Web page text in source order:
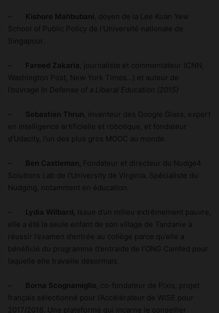
– Kishore Mahbubani
, doyen de la Lee Kuan Yew
School of Public Policy de l’Université nationale de
Singapour.
– Fareed Zakaria
, journaliste et commentateur (CNN,
Washington Post, New York Times…) et auteur de
l’ouvrage In Defense of a Liberal Education (2015)
– Sebastien Thrun , inventeur des Google Glass, expert
en intelligence artificielle et robotique, et fondateur
d’Udacity, l’un des plus gros MOOC au monde.
– Ben Castleman, Fondateur et directeur du Nudge4
Solutions Lab de l’University de Virginia. Spécialiste du
Nudging, notamment en éducation.
– Lydia Wilbard, Issue d’un milieu extrêmement pauvre,
elle a été la seule enfant de son village de Tanzanie à
réussir l’examen d’entrée au collège parce qu’elle a
bénéficié du programme d’entraide de l’ONG Camfed pour
laquelle elle travaille désormais.
– Borna Scognamiglio , co-fondateur de Pixis, projet
français sélectionné pour l’Accélérateur de WISE pour
2017/2018. Une plateforme qui incarne le conseiller